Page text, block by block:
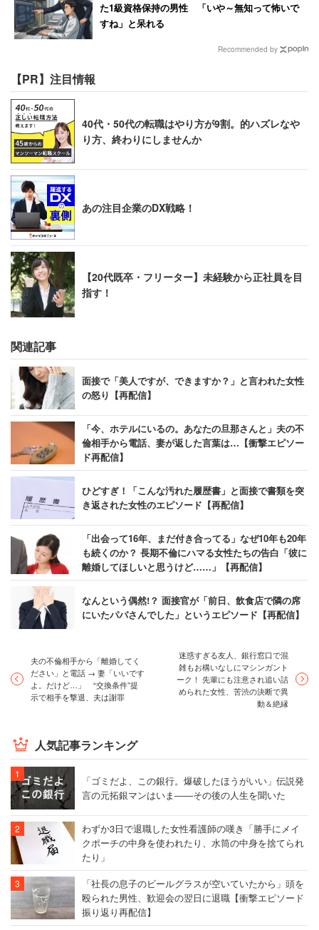
た1級資格保持の男性 「いや～無知って怖いで
すね」と呆れる
Recommended by
【PR】注目情報
40代・50代の転職はやり方が9割。的ハズレなや
り方、終わりにしませんか
あの注目企業のDX戦略！
【20代既卒・フリーター】未経験から正社員を目
指す！
関連記事
面接で「美人ですが、できますか？」と言われた女性
の怒り【再配信】
「今、ホテルにいるの。あなたの旦那さんと」夫の不
倫相手から電話、妻が返した言葉は…【衝撃エピソー
ド再配信】
ひどすぎ！「こんな汚れた履歴書」と面接で書類を突
き返された女性のエピソード【再配信】
「出会って16年、まだ付き合ってる」なぜ10年も20年
も続くのか？ 長期不倫にハマる女性たちの告白「彼に
離婚してほしいと思うけど……」【再配信】
なんという偶然!？ 面接官が「前日、飲食店で隣の席
にいたパパさんでした」というエピソード【再配信】
夫の不倫相手から「離婚してく
ださい」と電話 → 妻「いいです
よ。だけど…」 “交換条件”提
示で相手を撃退、夫は謝罪
迷惑すぎる友人、銀行窓口で混
雑もお構いなしにマシンガント
ーク！ 先輩にも注意され追い詰
められた女性、苦渋の決断で異
動＆絶縁
人気記事ランキング
「ゴミだよ、この銀行。爆破したほうがいい」伝説発
言の元拓銀マンはいま――その後の人生を聞いた
わずか3日で退職した女性看護師の嘆き「勝手にメイ
クポーチの中身を使われたり、水筒の中身を捨てられ
たり」
「社長の息子のビールグラスが空いていたから」頭を
殴られた男性、歓迎会の翌日に退職【衝撃エピソード
振り返り再配信】